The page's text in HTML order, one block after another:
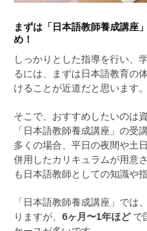
まずは「日本語教師養成講座
め！
しっかりとした指導を行い、
るには、まずは日本語教育の
けることが近道だと思います。
そこで、おすすめしたいのは
「日本語教師養成講座」の受
多くの場合、平日の夜間や土
併用したカリキュラムが用意
も日本語教師としての知識や
「日本語教師養成講座」では
りますが、 6ヶ月〜1年ほどで